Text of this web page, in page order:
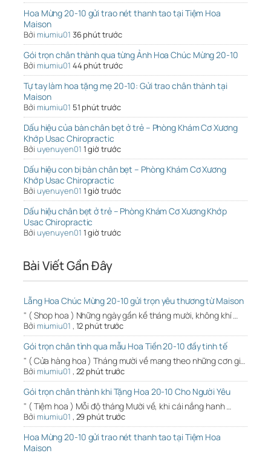
Hoa Mừng 20-10 gửi trao nét thanh tao tại Tiệm Hoa
Maison
Bởi miumiu01 36 phút trước
Gói trọn chân thành qua từng Ảnh Hoa Chúc Mừng 20-10
Bởi miumiu01 44 phút trước
Tự tay làm hoa tặng mẹ 20-10: Gửi trao chân thành tại
Maison
Bởi miumiu01 51 phút trước
Dấu hiệu của bàn chân bẹt ở trẻ – Phòng Khám Cơ Xương
Khớp Usac Chiropractic
Bởi uyenuyen01 1 giờ trước
Dấu hiệu con bị bàn chân bẹt – Phòng Khám Cơ Xương
Khớp Usac Chiropractic
Bởi uyenuyen01 1 giờ trước
Dấu hiệu chân bẹt ở trẻ – Phòng Khám Cơ Xương Khớp
Usac Chiropractic
Bởi uyenuyen01 1 giờ trước
Bài Viết Gần Đây
Lẵng Hoa Chúc Mừng 20-10 gửi trọn yêu thương từ Maison
" ( Shop hoa ) Những ngày gần kề tháng mười, không khí …
Bởi miumiu01 , 12 phút trước
Gói trọn chân tình qua mẫu Hoa Tiền 20-10 đầy tinh tế
" ( Cửa hàng hoa ) Tháng mười về mang theo những cơn gi…
Bởi miumiu01 , 22 phút trước
Gói trọn chân thành khi Tặng Hoa 20-10 Cho Người Yêu
" ( Tiệm hoa ) Mỗi độ tháng Mười về, khi cái nắng hanh …
Bởi miumiu01 , 29 phút trước
Hoa Mừng 20-10 gửi trao nét thanh tao tại Tiệm Hoa
Maison